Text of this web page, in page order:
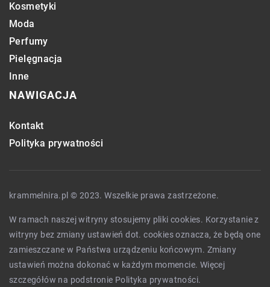
Kosmetyki
Moda
Perfumy
Pielęgnacja
Inne
NAWIGACJA
Kontakt
Polityka prywatności
krammelnira.pl © 2023. Wszelkie prawa zastrzeżone.
W ramach naszej witryny stosujemy pliki cookies. Korzystanie z
witryny bez zmiany ustawień dot. cookies oznacza, że będą one
zamieszczane w Państwa urządzeniu końcowym. Zmiany
ustawień można dokonać w każdym momencie. Więcej
szczegółów na podstronie Polityka prywatności.